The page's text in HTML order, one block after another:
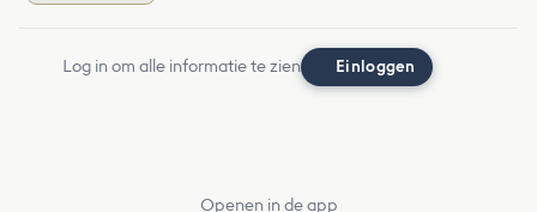
Log in om alle informatie te zien Einloggen
Openen in de app